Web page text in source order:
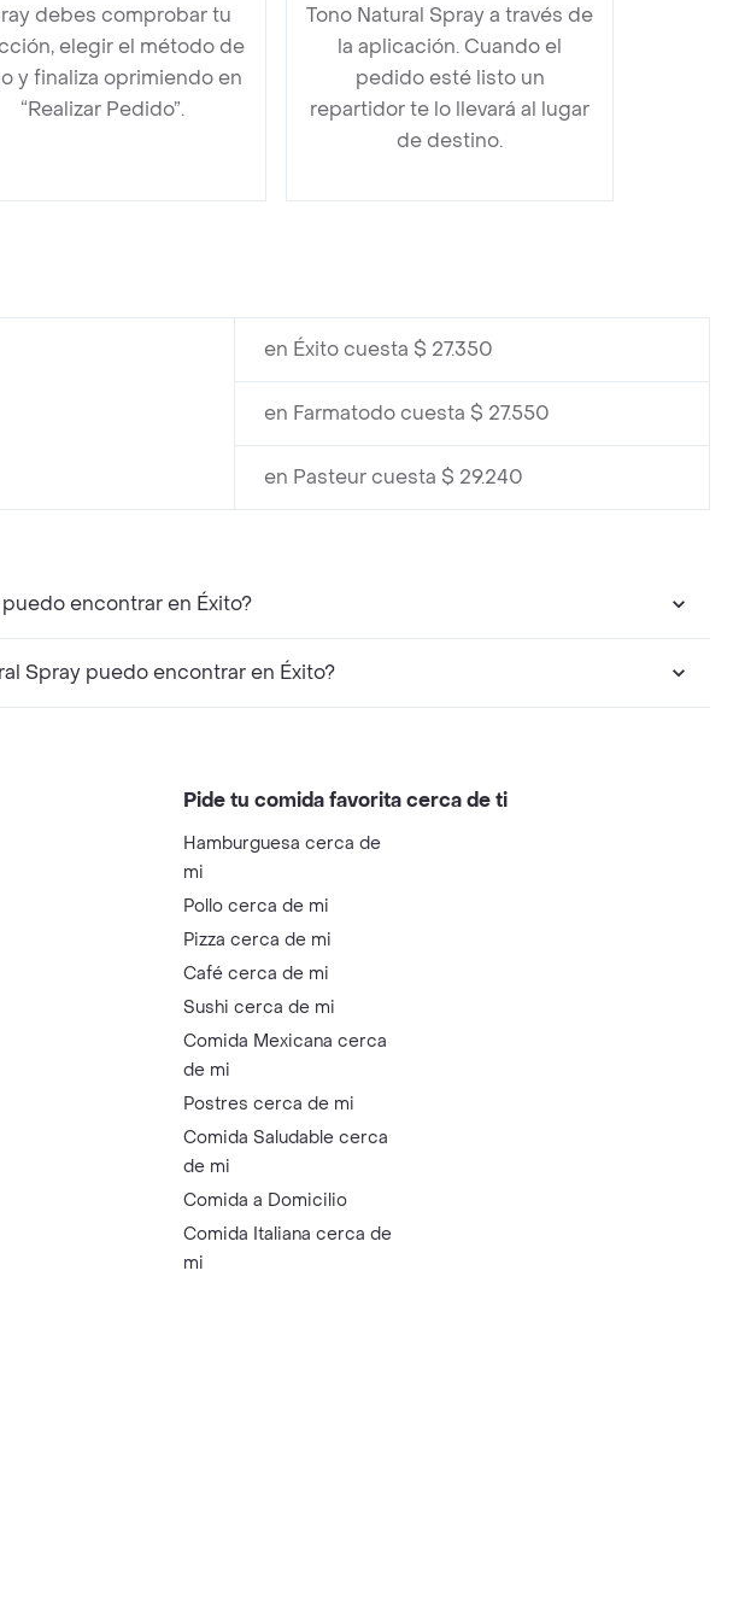
debes comprobar tu
elegir el método de
y finaliza oprimiendo en
“Realizar Pedido”.
Tono Natural Spray a través de
la aplicación. Cuando el
pedido esté listo un
repartidor te lo llevará al lugar
de destino.
en Éxito cuesta $ 27.350
en Farmatodo cuesta $ 27.550
en Pasteur cuesta $ 29.240
encontrar en Éxito?
Spray puedo encontrar en Éxito?
Pide tu comida favorita cerca de ti
Hamburguesa cerca de
mi
Pollo cerca de mi
Pizza cerca de mi
Café cerca de mi
Sushi cerca de mi
Comida Mexicana cerca
de mi
Postres cerca de mi
Comida Saludable cerca
de mi
Comida a Domicilio
Comida Italiana cerca de
mi